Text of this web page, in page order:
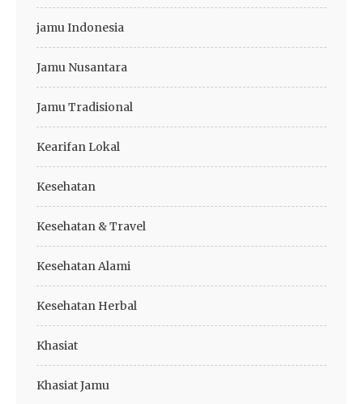
jamu Indonesia
Jamu Nusantara
Jamu Tradisional
Kearifan Lokal
Kesehatan
Kesehatan & Travel
Kesehatan Alami
Kesehatan Herbal
Khasiat
Khasiat Jamu